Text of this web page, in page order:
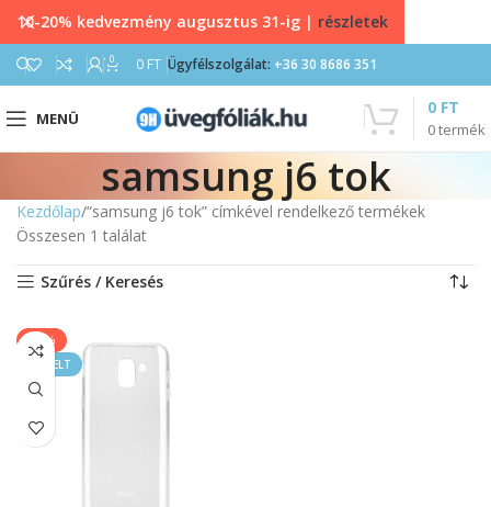
0 0 FT Ügyfélszolgálat: +36 30 8686 351
MENÜ
0termék
0 FT
samsung j6 tok
Kezdőlap “samsung j6 tok” címkével rendelkező termékek
Összesen 1 találat
Szűrés / Keresés
-11%
KIEMELT
10-20% kedvezmény augusztus 31-ig | részletek